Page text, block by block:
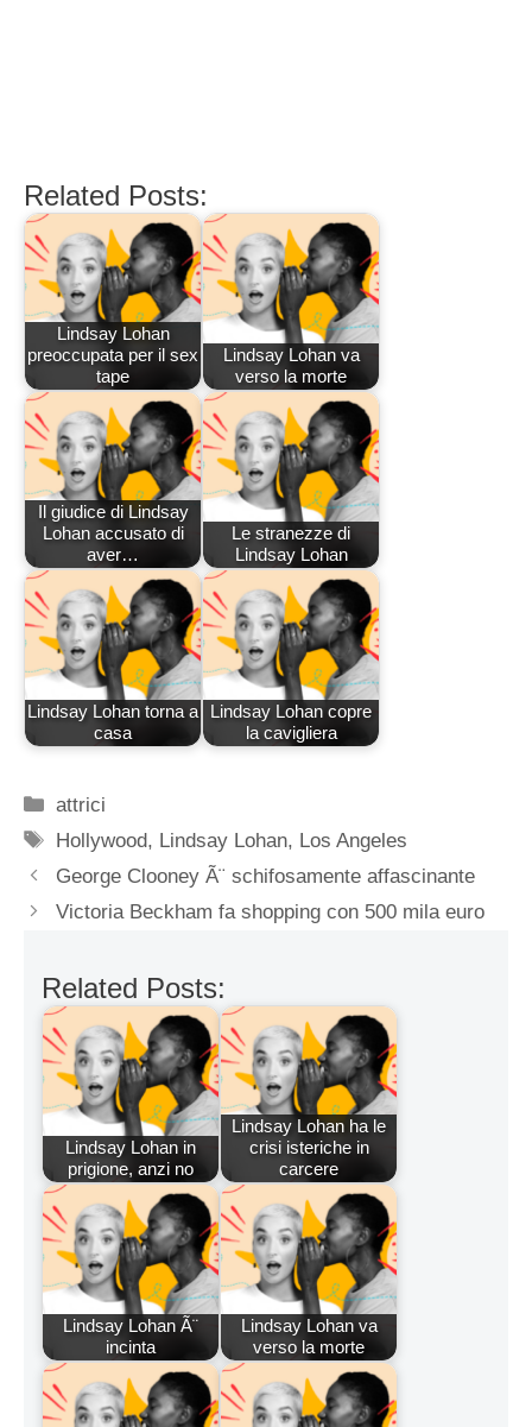
Related Posts:
Lindsay Lohan
preoccupata per il sex
tape
Lindsay Lohan va
verso la morte
Il giudice di Lindsay
Lohan accusato di
aver…
Le stranezze di
Lindsay Lohan
Lindsay Lohan torna a
casa
Lindsay Lohan copre
la cavigliera
Categorie
attrici
Tag
Hollywood, Lindsay Lohan, Los Angeles
George Clooney Ã¨ schifosamente affascinante
Victoria Beckham fa shopping con 500 mila euro
Related Posts:
Lindsay Lohan in
prigione, anzi no
Lindsay Lohan ha le
crisi isteriche in
carcere
Lindsay Lohan Ã¨
incinta
Lindsay Lohan va
verso la morte